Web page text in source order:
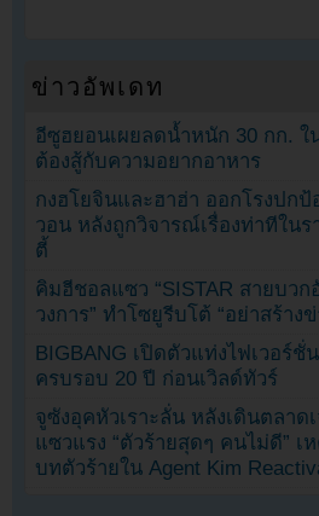
ข่าวอัพเดท
อีซูฮยอนเผยลดน้ำหนัก 30 กก. ใ
ต้องสู้กับความอยากอาหาร
กงฮโยจินและฮาฮ่า ออกโรงปกป้
วอน หลังถูกวิจารณ์เรื่องท่าทีในร
ตี้
คิมฮีชอลแซว “SISTAR สายบว
วงการ” ทำโซยูรีบโต้ “อย่าสร้างข่
BIGBANG เปิดตัวแท่งไฟเวอร์ชั่
ครบรอบ 20 ปี ก่อนเวิลด์ทัวร์
จูซังอุคหัวเราะลั่น หลังเดินตลาด
แซวแรง “ตัวร้ายสุดๆ คนไม่ดี” เ
บทตัวร้ายใน Agent Kim